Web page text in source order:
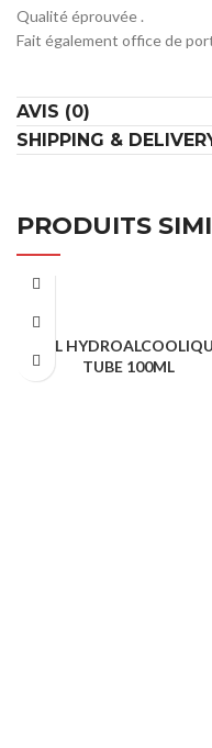
Qualité éprouvée .
Fait également office de
AVIS (0)
SHIPPING &
PRODUITS
GEL
TUBE 100ML